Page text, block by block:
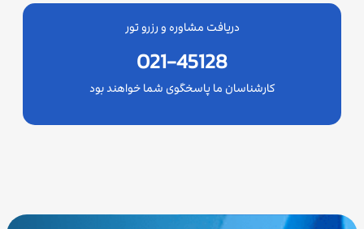
دریافت مشاوره و رزرو تور
021-45128
کارشناسان ما پاسخگوی شما خواهند بود